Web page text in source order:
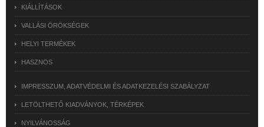
KIÁLLÍTÁSOK
VALLÁSI ÖRÖKSÉGEK
HELYI TERMÉKEK
HASZNOS
IMPRESSZUM, ADATVÉDELMI ÉS ADATKEZELÉSI SZABÁLYZAT
LETÖLTHETŐ KIADVÁNYOK, TÉRKÉPEK
NYILVÁNOSSÁG